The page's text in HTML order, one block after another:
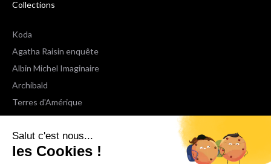
Salut c'est nous...
les Cookies !
Collections
Koda
Agatha Raisin enquête
Albin Michel Imaginaire
Archibald
Terres d'Amérique
Espaces Libres Poche
NOX
Wiz